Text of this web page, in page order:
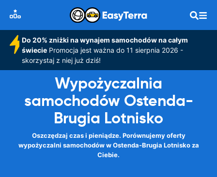
Do 20% zniżki na wynajem samochodów na całym
świeciePromocja jest ważna do 11 sierpnia 2026 -
skorzystaj z niej już dziś!
Wypożyczalnia
samochodów Ostenda-
Brugia Lotnisko
Oszczędzaj czas i pieniądze. Porównujemy oferty
wypożyczalni samochodów w Ostenda-Brugia Lotnisko za
Ciebie.